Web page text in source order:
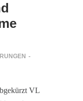
-
VL